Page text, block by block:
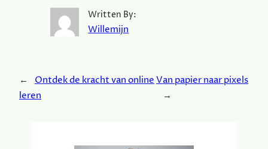
Written By:
Willemijn
←
Ontdek de kracht van online
leren
Van papier naar pixels
→